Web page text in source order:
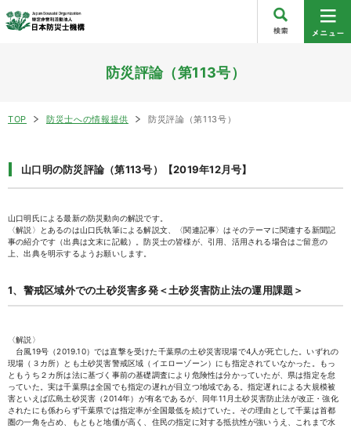
防災評論（第113号）
TOP 防災士への情報提供 防災評論（第113号）
山口明の防災評論（第113号）【2019年12月号】
山口明氏による最新の防災動向の解説です。
〈解説〉とあるのは山口氏執筆による解説文、〈関連記事〉はそのテーマに関連する新聞記
事の紹介です（出典は文末に記載）。防災士の皆様が、引用、活用される場合はご留意の
上、出典を明示するようお願いします。
1、警戒区域外での土砂災害多発＜土砂災害防止法の運用課題＞
〈解説〉
台風19号（2019.10）では直撃を受けた千葉県の土砂災害現場で4人が死亡した。いずれの
現場（３カ所）とも土砂災害警戒区域（イエローゾーン）にも指定されていなかった。もっ
ともうち２カ所は法に基づく事前の基礎調査により危険性は分かっていたが、県は指定を怠
っていた。実は千葉県は全国でも指定の遅れが目立つ地域である。指定遅れによる大規模被
害といえば広島土砂災害（2014年）が有名であるが、同年11月土砂災害防止法が改正・強化
されたにも係わらず千葉県では指定率が全国最低を続けていた。その理由として千葉は首都
圏の一角を占め、もともと地価が高く、住民の指定に対する抵抗性が強いうえ、これまで水